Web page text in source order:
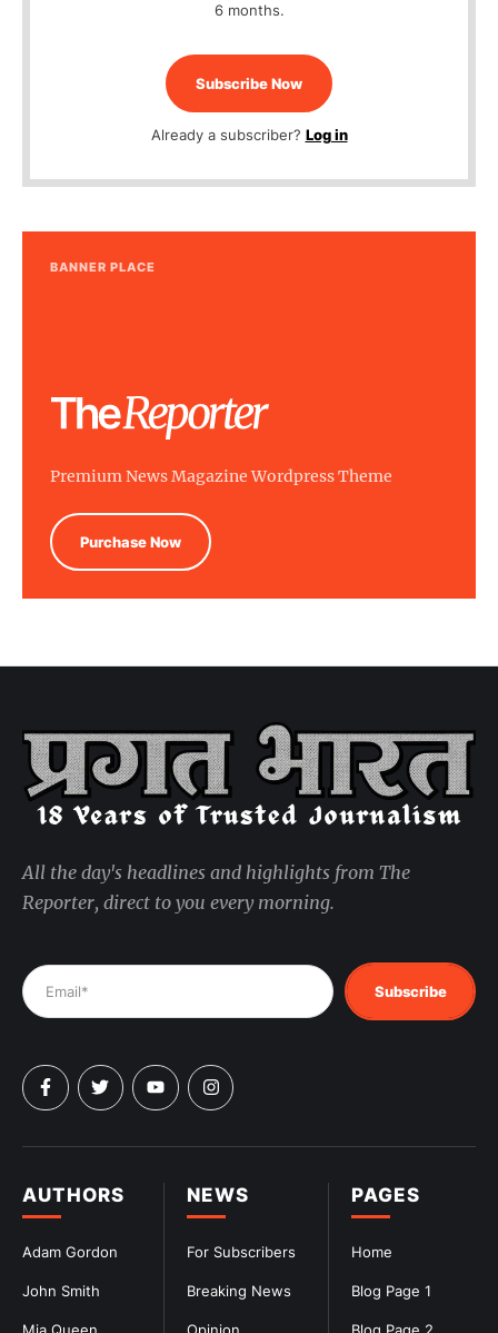
6 months.
Subscribe Now
Already a subscriber? Log in
BANNER PLACE
Premium News Magazine Wordpress Theme
Purchase Now
PAGES
Home
Blog Page 1
NEWS
For Subscribers
Breaking News
AUTHORS
Adam Gordon
John Smith
All the day's headlines and highlights from The
Reporter, direct to you every morning.
Subscribe